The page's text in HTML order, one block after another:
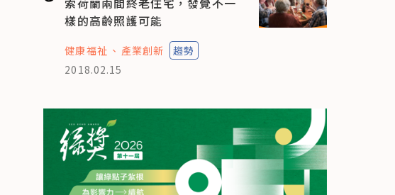
樣的高齡照護可能
健康福祉 產業創新
趨勢
2018.02.15